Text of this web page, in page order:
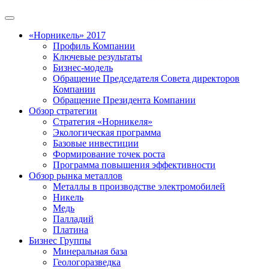
«Норникель» 2017
Профиль Компании
Ключевые результаты
Бизнес-модель
Обращение Председателя Совета директоров
Компании
Обращение Президента Компании
Обзор стратегии
Стратегия «Норникеля»
Экологическая программа
Базовые инвестиции
Формирование точек роста
Программа повышения эффективности
Обзор рынка металлов
Металлы в производстве электромобилей
Никель
Медь
Палладий
Платина
Бизнес Группы
Минеральная база
Геологоразведка